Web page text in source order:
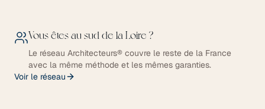
Vous êtes au sud de la Loire ?
Le réseau Architecteurs® couvre le reste de la France
avec la même méthode et les mêmes garanties.
Voir le réseau